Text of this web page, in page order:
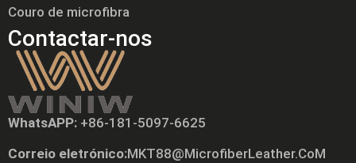
Couro de microfibra
Contactar-nos
WhatsAPP: +86-181-5097-6625
Correio eletrónico:MKT88@MicrofiberLeather.CoM